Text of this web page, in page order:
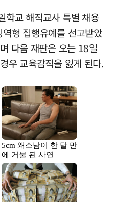
학교 해직교사 특별 채용
형 집행유예를 선고받았
다음 재판은 오는 18일
우 교육감직을 잃게 된다.